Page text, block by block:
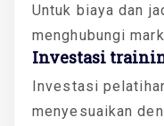
Untuk biaya dan
menghubungi
Investasi
Investasi
menyesuaikan